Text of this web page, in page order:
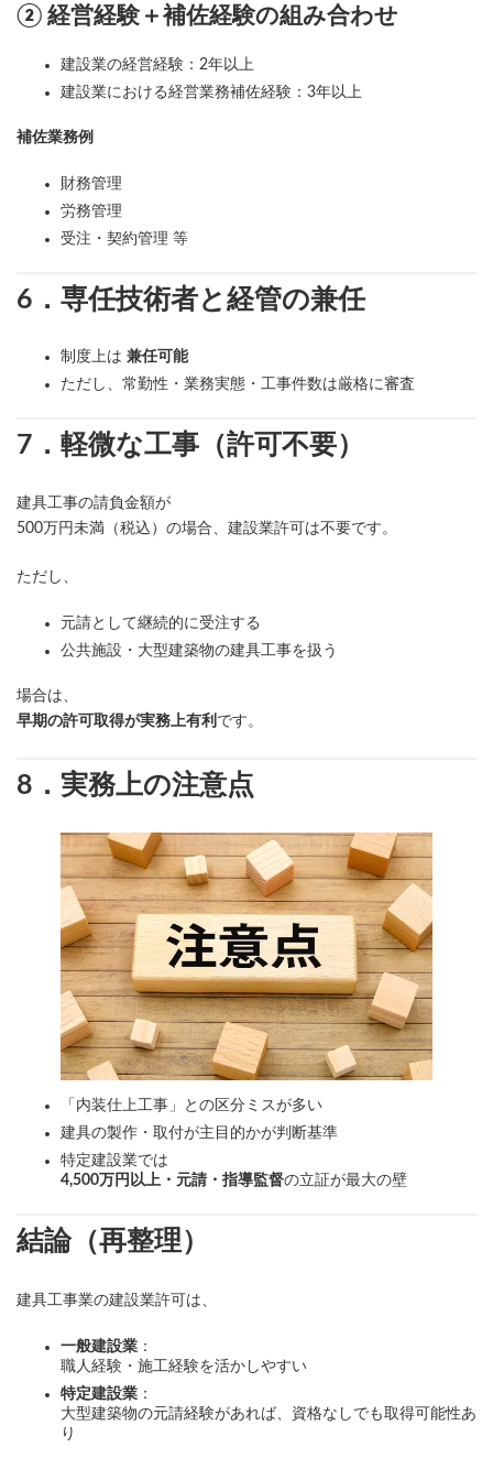
② 経営経験＋補佐経験の組み合わせ
建設業の経営経験：2年以上
建設業における経営業務補佐経験：3年以上
補佐業務例
財務管理
労務管理
受注・契約管理 等
6．専任技術者と経管の兼任
制度上は 兼任可能
ただし、常勤性・業務実態・工事件数は厳格に審査
7．軽微な工事（許可不要）
建具工事の請負金額が
500万円未満（税込）の場合、建設業許可は不要です。
ただし、
元請として継続的に受注する
公共施設・大型建築物の建具工事を扱う
場合は、
早期の許可取得が実務上有利 です。
8．実務上の注意点
「内装仕上工事」との区分ミスが多い
建具の製作・取付が主目的かが判断基準
特定建設業では
4,500万円以上・元請・指導監督の立証が最大の壁
結論（再整理）
建具工事業の建設業許可は、
一般建設業 ：
職人経験・施工経験を活かしやすい
特定建設業 ：
大型建築物の元請経験があれば、資格なしでも取得可能性あ
り